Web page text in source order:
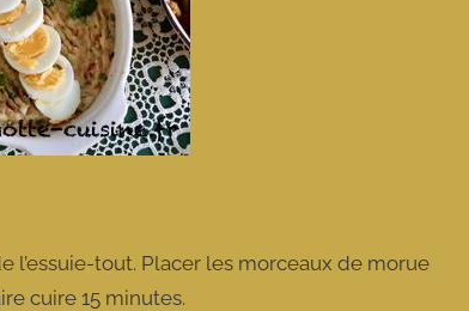
l’essuie-tout. Placer les morceaux de morue
cuire 15 minutes.